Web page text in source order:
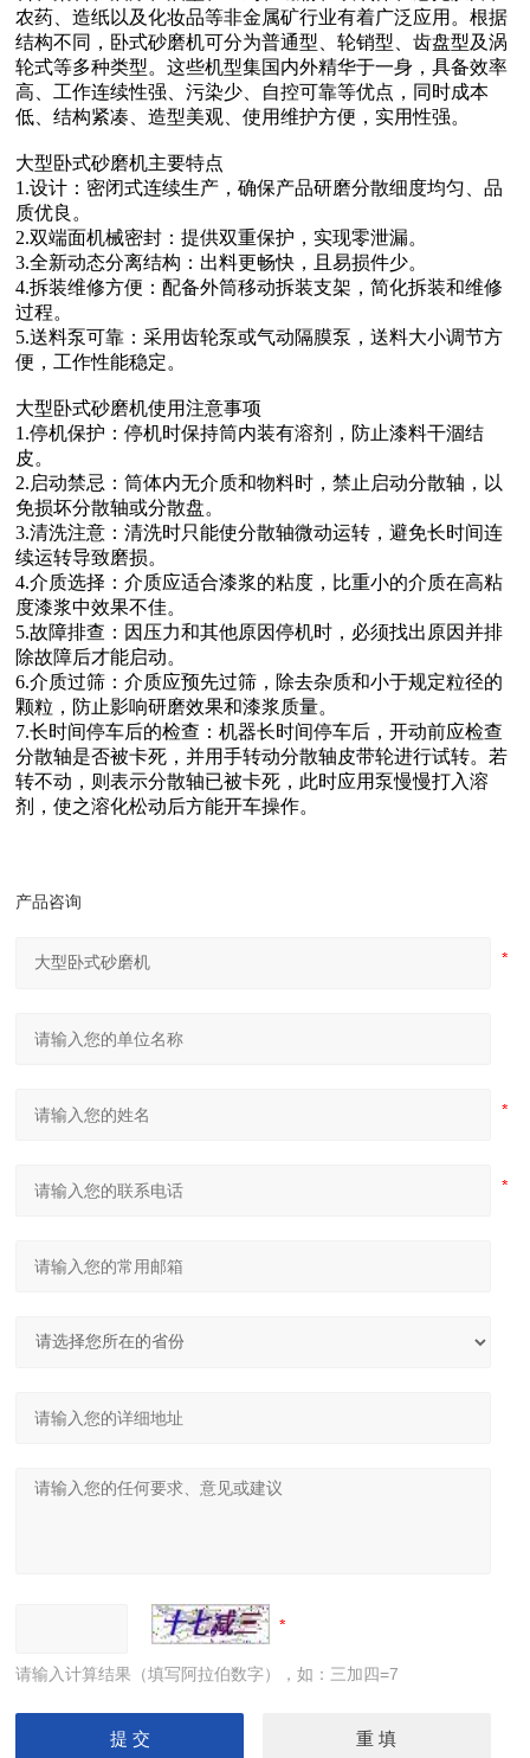
农药、造纸以及化妆品等非金属矿行业有着广泛应用。根据
结构不同，卧式砂磨机可分为普通型、轮销型、齿盘型及涡
轮式等多种类型。这些机型集国内外精华于一身，具备效率
高、工作连续性强、污染少、自控可靠等优点，同时成本
低、结构紧凑、造型美观、使用维护方便，实用性强。
大型卧式砂磨机主要特点
1.设计：密闭式连续生产，确保产品研磨分散细度均匀、品
质优良。
2.双端面机械密封：提供双重保护，实现零泄漏。
3.全新动态分离结构：出料更畅快，且易损件少。
4.拆装维修方便：配备外筒移动拆装支架，简化拆装和维修
过程。
5.送料泵可靠：采用齿轮泵或气动隔膜泵，送料大小调节方
便，工作性能稳定。
大型卧式砂磨机使用注意事项
1.停机保护：停机时保持筒内装有溶剂，防止漆料干涸结
皮。
2.启动禁忌：筒体内无介质和物料时，禁止启动分散轴，以
免损坏分散轴或分散盘。
3.清洗注意：清洗时只能使分散轴微动运转，避免长时间连
续运转导致磨损。
4.介质选择：介质应适合漆浆的粘度，比重小的介质在高粘
度漆浆中效果不佳。
5.故障排查：因压力和其他原因停机时，必须找出原因并排
除故障后才能启动。
6.介质过筛：介质应预先过筛，除去杂质和小于规定粒径的
颗粒，防止影响研磨效果和漆浆质量。
7.长时间停车后的检查：机器长时间停车后，开动前应检查
分散轴是否被卡死，并用手转动分散轴皮带轮进行试转。若
转不动，则表示分散轴已被卡死，此时应用泵慢慢打入溶
剂，使之溶化松动后方能开车操作。
产品咨询
请输入计算结果（填写阿拉伯数字），如：三加四=7